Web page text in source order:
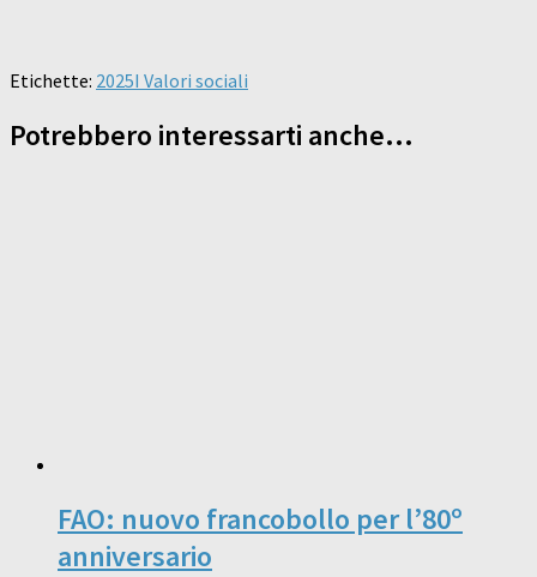
Etichette: 2025I Valori sociali
Potrebbero interessarti anche...
FAO: nuovo francobollo per l’80º
anniversario